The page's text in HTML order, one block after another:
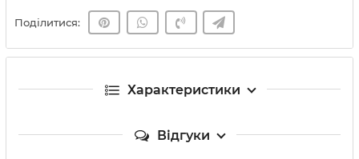
Поділитися:
Характеристики
Відгуки